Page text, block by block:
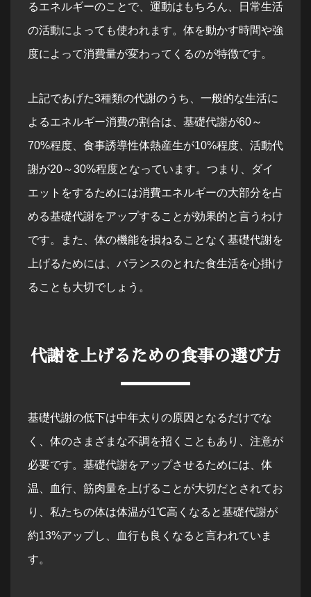
るエネルギーのことで、運動はもちろん、日常生活
の活動によっても使われます。体を動かす時間や強
度によって消費量が変わってくるのが特徴です。
上記であげた3種類の代謝のうち、一般的な生活に
よるエネルギー消費の割合は、基礎代謝が60～
70%程度、食事誘導性体熱産生が10%程度、活動代
謝が20～30%程度となっています。つまり、ダイ
エットをするためには消費エネルギーの大部分を占
める基礎代謝をアップすることが効果的と言うわけ
です。また、体の機能を損ねることなく基礎代謝を
上げるためには、バランスのとれた食生活を心掛け
ることも大切でしょう。
代謝を上げるための食事の選び方
基礎代謝の低下は中年太りの原因となるだけでな
く、体のさまざまな不調を招くこともあり、注意が
必要です。基礎代謝をアップさせるためには、体
温、血行、筋肉量を上げることが大切だとされてお
り、私たちの体は体温が1℃高くなると基礎代謝が
約13%アップし、血行も良くなると言われていま
す。